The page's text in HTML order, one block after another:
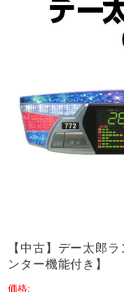
【中古】デー太郎
ンター機能付き】
価格: